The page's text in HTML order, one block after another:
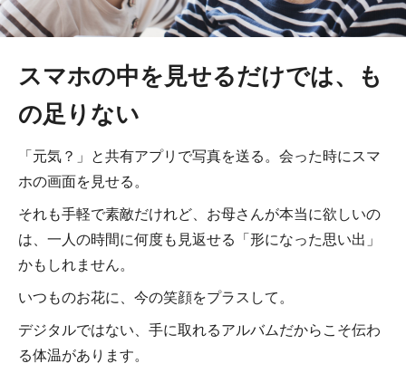
スマホの中を見せるだけでは、も
の足りない
「元気？」と共有アプリで写真を送る。会った時にスマ
ホの画面を見せる。
それも手軽で素敵だけれど、お母さんが本当に欲しいの
は、一人の時間に何度も見返せる「形になった思い出」
かもしれません。
いつものお花に、今の笑顔をプラスして。
デジタルではない、手に取れるアルバムだからこそ伝わ
る体温があります。